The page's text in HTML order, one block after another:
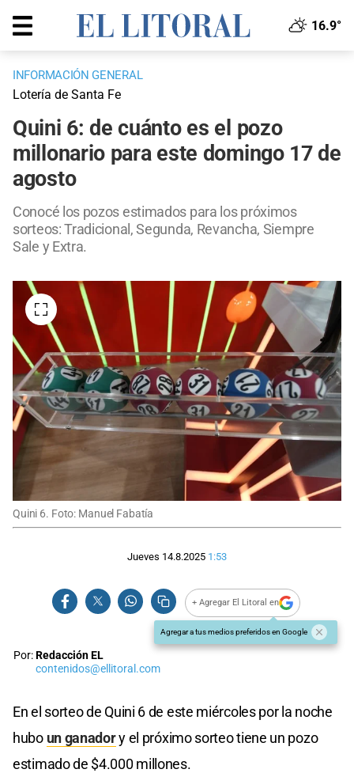
16.9°
INFORMACIÓN GENERAL
Lotería de Santa Fe
Quini 6: de cuánto es el pozo
millonario para este domingo 17 de
agosto
Conocé los pozos estimados para los próximos
sorteos: Tradicional, Segunda, Revancha, Siempre
Sale y Extra.
Quini 6. Foto: Manuel Fabatía
Jueves 14.8.2025 1:53
+ Agregar El Litoral en
Agregar a tus medios preferidos en Google
Por:Redacción EL
contenidos@ellitoral.com
En el sorteo de Quini 6 de este miércoles por la noche
hubo un ganadory el próximo sorteo tiene un pozo
estimado de $4.000 millones.